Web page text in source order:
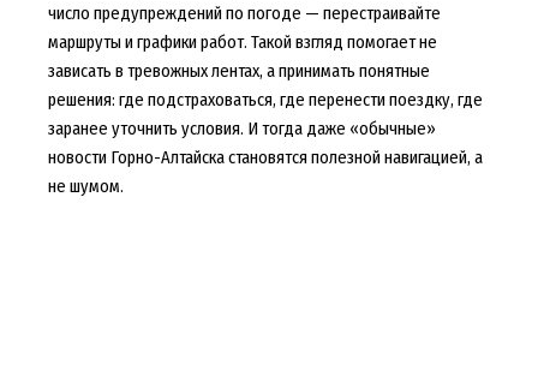
число предупреждений по погоде — перестраивайте
маршруты и графики работ. Такой взгляд помогает не
зависать в тревожных лентах, а принимать понятные
решения: где подстраховаться, где перенести поездку, где
заранее уточнить условия. И тогда даже «обычные»
новости Горно-Алтайска становятся полезной навигацией, а
не шумом.